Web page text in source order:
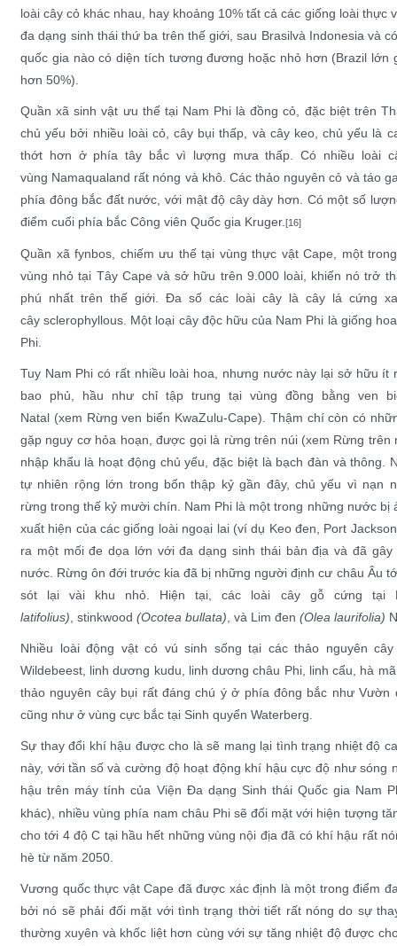
loàicây cỏ khác nhau, hay khoảng 10% tất cả các giống loàithực
đa dạng sinh thái thứ ba trên thế giới, sau Brasilvà Indonesia và
quốc gia nào có diện tích tương đương hoặc nhỏ hơn (Brazil lớn
hơn 50%).
Quần xã sinh vật ưu thế tại Nam Phi làđồng cỏ , đặc biệt trên
chủ yếu bởi nhiều loài cỏ,cây bụi thấp, và cây keo, chủ yếu là
thớt hơn ở phía tây bắc vì lượng mưa thấp. Có nhiều loài
vùng Namaqualand rất nóng và khô. Cácthảo nguyên cỏ và táo
phía đông bắc đất nước, với mật độ cây dày hơn. Có một số
điểm cuối phía bắc Công viên Quốc gia Kruger. [16]
Quần xã fynbos , chiếm ưu thế tại vùng thực vật Cape , một
vùng nhỏ tại Tây Cape và sở hữu trên 9.000 loài, khiến nó trở
phú nhất trên thế giới. Đa số các loài cây là cây lá cứng
câysclerophyllous . Một loại cây độc hữu của Nam Phi là giống
Phi.
Tuy Nam Phi có rất nhiều loài hoa, nhưng nước này lại sở hữu ít
bao phủ, hầu như chỉ tập trung tại vùng đồng bằng ven
Natal (xem Rừng ven biển KwaZulu-Cape). Thậm chí còn có
gặp nguy cơ hỏa hoạn, được gọi là rừng trên núi (xem Rừng trên
nhập khẩu là hoạt động chủ yếu, đặc biệt là bạch đàn vàthông .
tự nhiên rộng lớn trong bốn thập kỷ gần đây, chủ yếu vì nạn
rừng trong thế kỷ mười chín. Nam Phi là một trong những nước
xuất hiện của các giống loài ngoại lai (ví dụ Keo đen , Port
ra một mối đe dọa lớn vớiđa dạng sinh tháibản địa và đã gây
nước. Rừng ôn đới trước kia đã bị những người định cư châu Âu
sót lại vài khu nhỏ. Hiện tại, các loài cây gỗ cứng tại
latifolius) stinkwood (Ocotea bullata) , và Lim đen (Olea laurifolia)
Nhiều loàiđộng vật có vú sinh sống tại cácthảo nguyên
Wildebeest linh dương kudu linh dương châu Phi, linh cẩu hà mã
thảo nguyên cây bụi rất đáng chú ý ở phía đông bắc nhưVườn
cũng như ở vùng cực bắc tại Sinh quyển Waterberg
Sự thay đổi khí hậu được cho là sẽ mang lại tình trạng nhiệt độ
này, với tần số và cường độ hoạt động khí hậu cực độ như sóng
hậu trên máy tính của Viện Đa dạng Sinh thái Quốc gia Nam
khác), nhiều vùng phía nam châu Phi sẽ đối mặt với hiện tượng
cho tới 4 độ C tại hầu hết những vùng nội địa đã có khí hậu rất
hè từ năm 2050.
Vương quốc thực vật Cape đã được xác định là một trong điểm
bởi nó sẽ phải đối mặt với tình trạng thời tiết rất nóng do sự
thường xuyên và khốc liệt hơn cùng với sự tăng nhiệt độ được